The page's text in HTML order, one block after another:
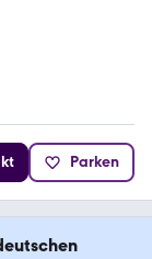
Parken